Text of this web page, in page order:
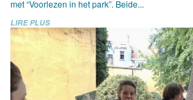
met “Voorlezen in het park”. Beide...
LIRE PLUS